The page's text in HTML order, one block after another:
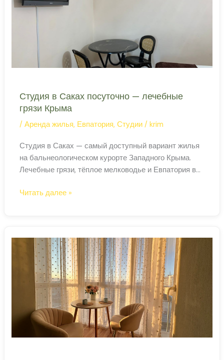
курорт
Студия в Саках посуточно — лечебные
грязи Крыма
/Аренда жилья, Евпатория,Студии /krim
Студия в Саках — самый доступный вариант жилья
на бальнеологическом курорте Западного Крыма.
Лечебные грязи, тёплое мелководье и Евпатория в
Студия — оптимальный формат для одного или двух
Студия
—
лечебные
грязи
Крыма
Читать далее »